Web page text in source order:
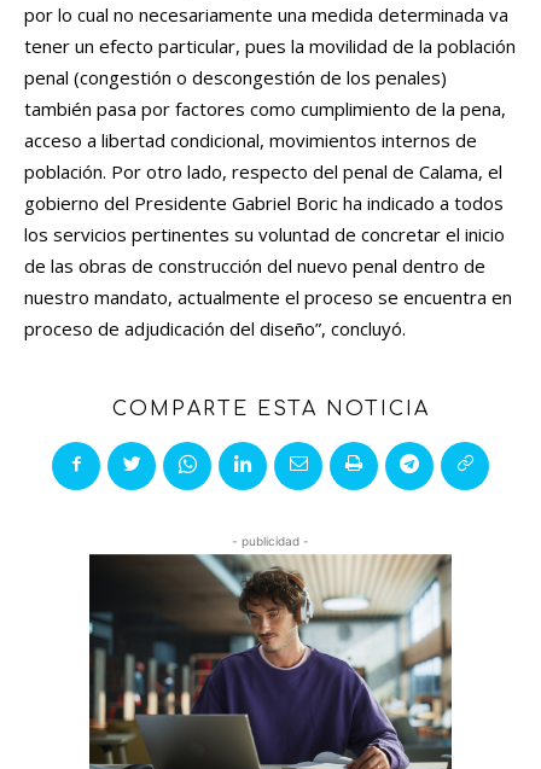
por lo cual no necesariamente una medida determinada va
tener un efecto particular, pues la movilidad de la población
penal (congestión o descongestión de los penales)
también pasa por factores como cumplimiento de la pena,
acceso a libertad condicional, movimientos internos de
población. Por otro lado, respecto del penal de Calama, el
gobierno del Presidente Gabriel Boric ha indicado a todos
los servicios pertinentes su voluntad de concretar el inicio
de las obras de construcción del nuevo penal dentro de
nuestro mandato, actualmente el proceso se encuentra en
proceso de adjudicación del diseño”, concluyó.
COMPARTE ESTA NOTICIA
- publicidad -